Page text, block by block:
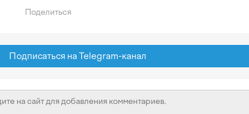
Поделиться
Подписаться на Telegram-канал